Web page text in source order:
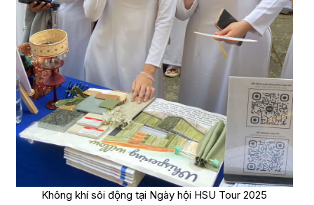
Không khí sôi động tại Ngày hội HSU Tour 2025